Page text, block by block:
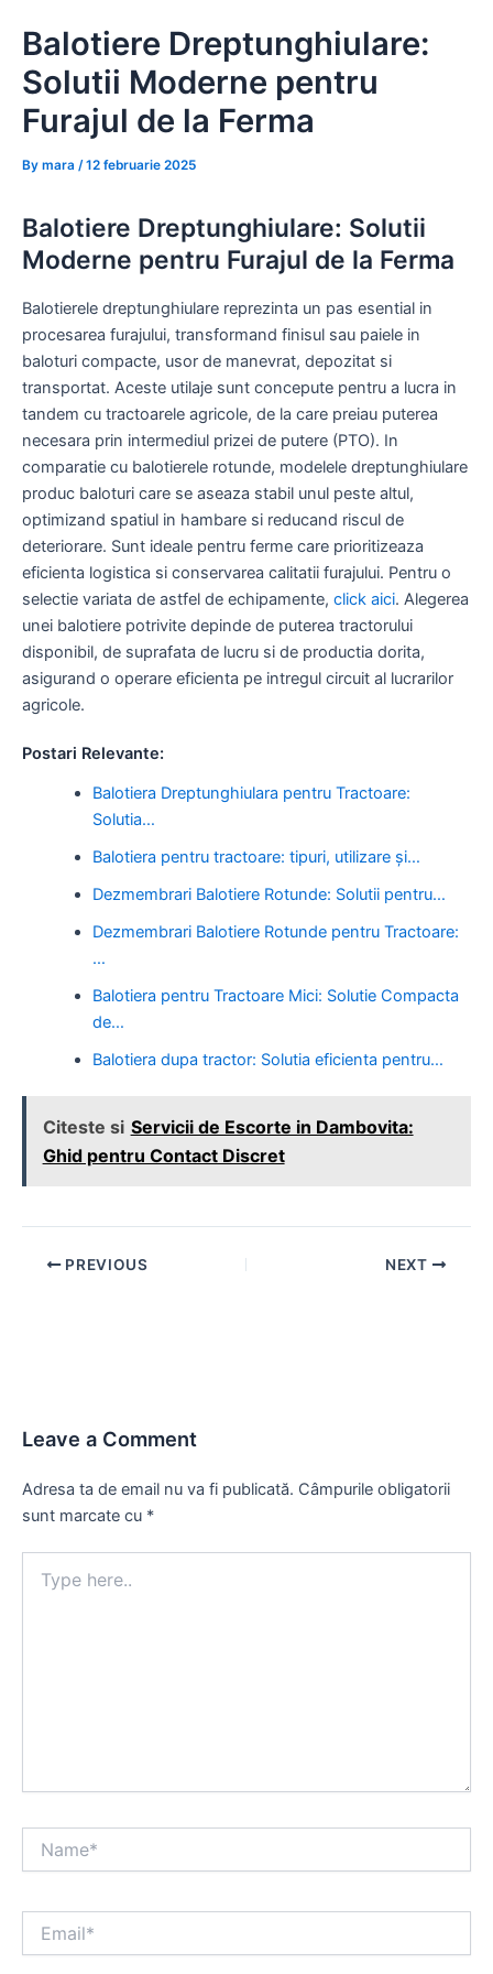
content
Balotiere Dreptunghiulare:
Solutii Moderne pentru
Furajul de la Ferma
By mara /12 februarie 2025
Balotiere Dreptunghiulare: Solutii
Moderne pentru Furajul de la Ferma
Balotierele dreptunghiulare reprezinta un pas esential in
procesarea furajului, transformand finisul sau paiele in
baloturi compacte, usor de manevrat, depozitat si
transportat. Aceste utilaje sunt concepute pentru a lucra in
tandem cu tractoarele agricole, de la care preiau puterea
necesara prin intermediul prizei de putere (PTO). In
comparatie cu balotierele rotunde, modelele dreptunghiulare
produc baloturi care se aseaza stabil unul peste altul,
optimizand spatiul in hambare si reducand riscul de
deteriorare. Sunt ideale pentru ferme care prioritizeaza
eficienta logistica si conservarea calitatii furajului. Pentru o
selectie variata de astfel de echipamente, click aici. Alegerea
unei balotiere potrivite depinde de puterea tractorului
disponibil, de suprafata de lucru si de productia dorita,
asigurand o operare eficienta pe intregul circuit al lucrarilor
agricole.
Postari Relevante:
Balotiera Dreptunghiulara pentru Tractoare:
Solutia…
Balotiera pentru tractoare: tipuri, utilizare și…
Dezmembrari Balotiere Rotunde: Solutii pentru…
Dezmembrari Balotiere Rotunde pentru Tractoare:
…
Balotiera pentru Tractoare Mici: Solutie Compacta
de…
Balotiera dupa tractor: Solutia eficienta pentru…
Citeste si Servicii de Escorte in Dambovita:
Ghid pentru Contact Discret
Post PREVIOUS NEXT
Leave a Comment
Adresa ta de email nu va fi publicată. Câmpurile obligatorii
sunt marcate cu *
here..